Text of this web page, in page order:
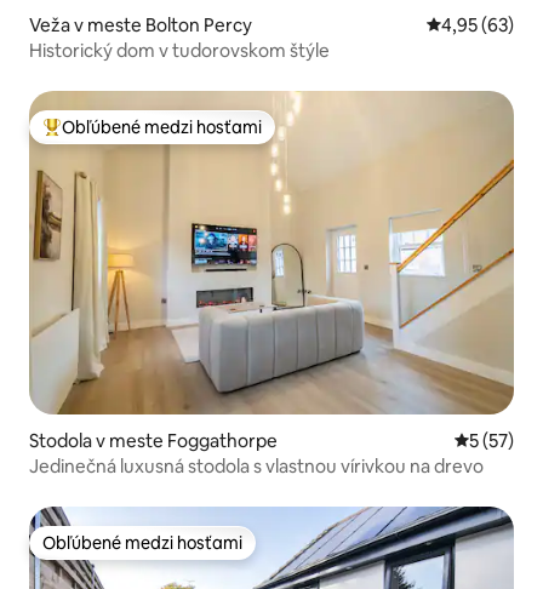
Veža v meste Bolton Percy Priemerné
4,95 (63)
Historický dom v tudorovskom štýle
Najobľúbenejšie medzi hosťami
Obľúbené medzi hosťami
Stodola v meste Foggathorpe
5 (57)
Jedinečná luxusná stodola s vlastnou vírivkou na drevo
Obľúbené medzi hosťami
Obľúbené medzi hosťami